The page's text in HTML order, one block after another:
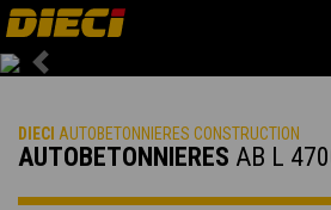
Previous
DIECI AUTOBETONNIERES CONSTRUCTION
AUTOBETONNIERES AB L